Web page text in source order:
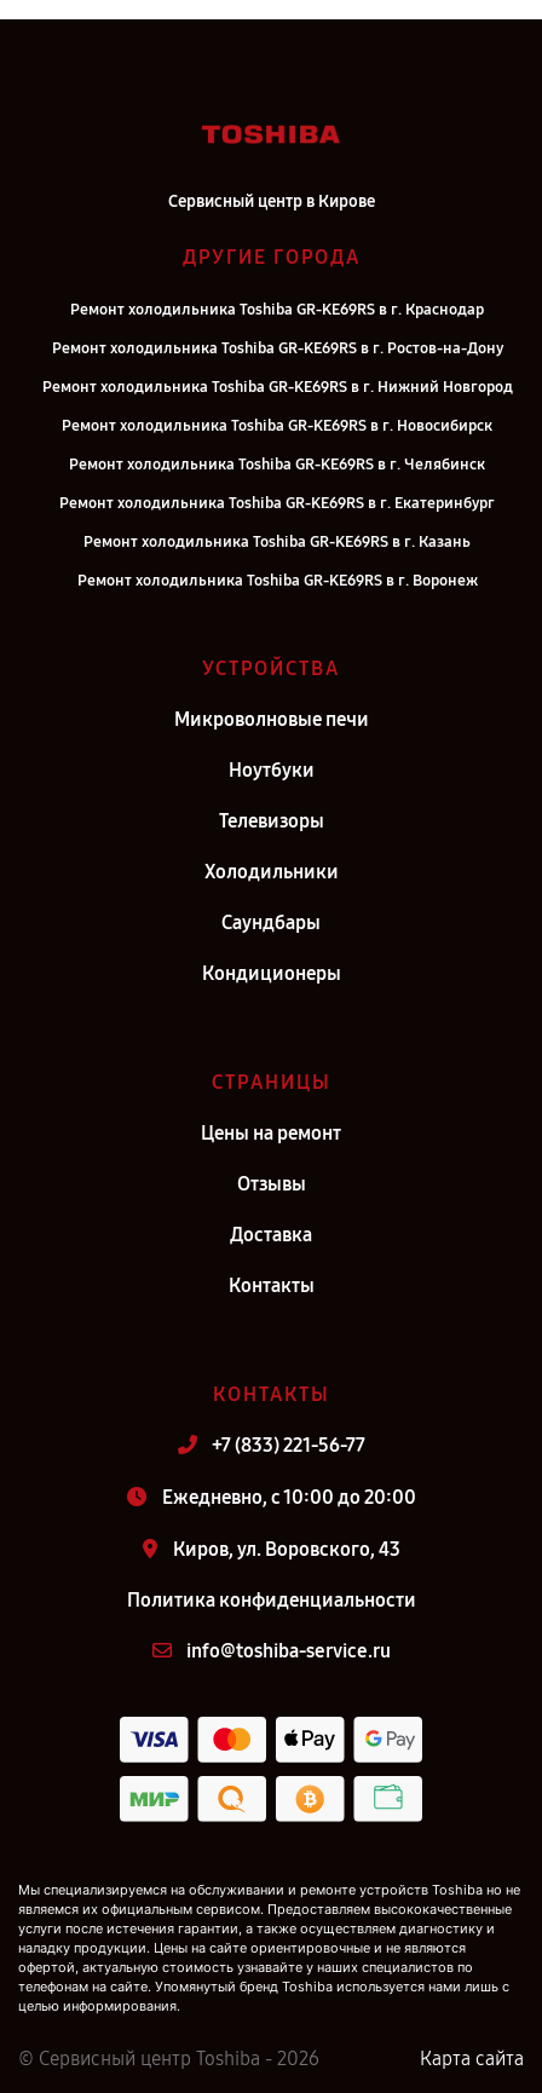
Сервисный центр в Кирове
ДРУГИЕ ГОРОДА
Ремонт холодильника Toshiba GR-KE69RS в г. Краснодар
Ремонт холодильника Toshiba GR-KE69RS в г. Ростов-на-Дону
Ремонт холодильника Toshiba GR-KE69RS в г. Нижний Новгород
Ремонт холодильника Toshiba GR-KE69RS в г. Новосибирск
Ремонт холодильника Toshiba GR-KE69RS в г. Челябинск
Ремонт холодильника Toshiba GR-KE69RS в г. Екатеринбург
Ремонт холодильника Toshiba GR-KE69RS в г. Казань
Ремонт холодильника Toshiba GR-KE69RS в г. Воронеж
Ремонт холодильника Toshiba GR-KE69RS в г. Самара
Ремонт холодильника Toshiba GR-KE69RS в г. Санкт-Петербург
УСТРОЙСТВА
Микроволновые печи
Ноутбуки
Телевизоры
Холодильники
Саундбары
Кондиционеры
СТРАНИЦЫ
Цены на ремонт
Отзывы
Доставка
Контакты
КОНТАКТЫ
+7 (833) 221-56-77
Ежедневно, с 10:00 до 20:00
Киров, ул. Воровского, 43
Политика конфиденциальности
info@toshiba-service.ru
Мы специализируемся на обслуживании и ремонте устройств Toshiba но не
являемся их официальным сервисом. Предоставляем высококачественные
услуги после истечения гарантии, а также осуществляем диагностику и
наладку продукции. Цены на сайте ориентировочные и не являются
офертой, актуальную стоимость узнавайте у наших специалистов по
телефонам на сайте. Упомянутый бренд Toshiba используется нами лишь с
целью информирования.
© Сервисный центр Toshiba - 2026 Карта сайта